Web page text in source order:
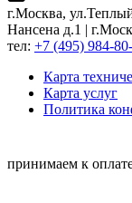
г.Москва,
Нансена д.1 |
тел: +7 (495) 984-
Карта
Карта услуг
Политика
принимаем к